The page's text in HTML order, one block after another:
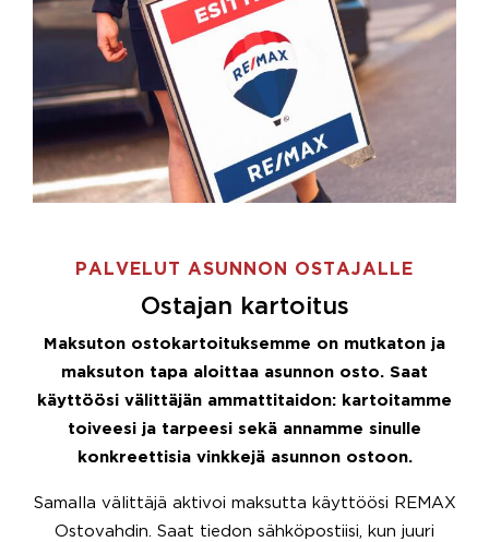
PALVELUT ASUNNON OSTAJALLE
Ostajan kartoitus
Maksuton ostokartoituksemme on mutkaton ja
maksuton tapa aloittaa asunnon osto. Saat
käyttöösi välittäjän ammattitaidon: kartoitamme
toiveesi ja tarpeesi sekä annamme sinulle
konkreettisia vinkkejä asunnon ostoon.
Samalla välittäjä aktivoi maksutta käyttöösi REMAX
Ostovahdin. Saat tiedon sähköpostiisi, kun juuri